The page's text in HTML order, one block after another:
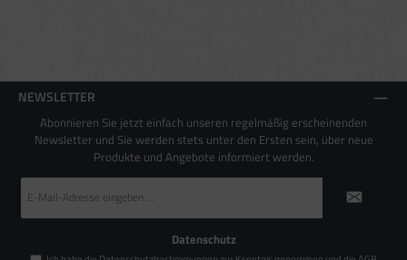
NEWSLETTER
Abonnieren Sie jetzt einfach unseren regelmäßig erscheinenden
Newsletter und Sie werden stets unter den Ersten sein, über neue
Produkte und Angebote informiert werden.
Mail-
*
Datenschutz